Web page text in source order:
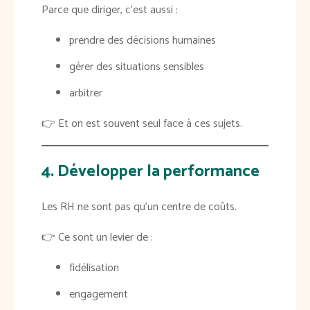
Parce que diriger, c’est aussi :
prendre des décisions humaines
gérer des situations sensibles
arbitrer
👉 Et on est souvent seul face à ces sujets.
4. Développer la performance
Les RH ne sont pas qu’un centre de coûts.
👉 Ce sont un levier de :
fidélisation
engagement